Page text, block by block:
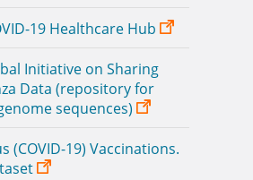
19 Healthcare Hub
Initiative on Sharing
Data (repository for
sequences)
(COVID-19) Vaccinations.